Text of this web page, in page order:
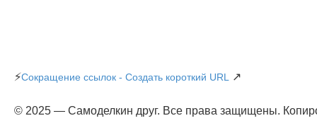
⚡Сокращение ссылок - Создать короткий URL ↗
© 2025 — Самоделкин друг. Все права защищены.